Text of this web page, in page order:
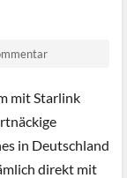
mit Starlink
in Deutschland
direkt mit